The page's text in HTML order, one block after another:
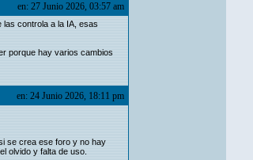
en: 27 Junio 2026, 03:57 am
las controla a la IA, esas
porque hay varios cambios
en: 24 Junio 2026, 18:11 pm
se crea ese foro y no hay
olvido y falta de uso.